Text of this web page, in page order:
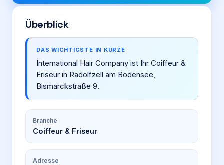
Überblick
DAS WICHTIGSTE IN KÜRZE
International Hair Company ist Ihr Coiffeur &
Friseur in Radolfzell am Bodensee,
Bismarckstraße 9.
Branche
Coiffeur & Friseur
Adresse